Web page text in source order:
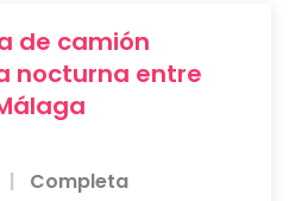
de camión
nocturna entre
Completa